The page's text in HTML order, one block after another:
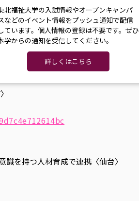
を持つ人材育成で連携〈仙台〉
北福祉大学の入試情報やオープンキャンパ
などのイベント情報をプッシュ通知で配信
ています。個人情報の登録は不要です。ぜひ
学からの通知を受信してください。
詳しくはこちら